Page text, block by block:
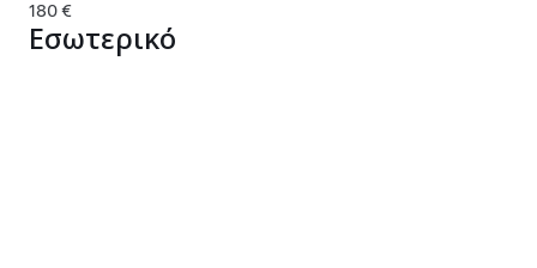
180 €
Εσωτερικό